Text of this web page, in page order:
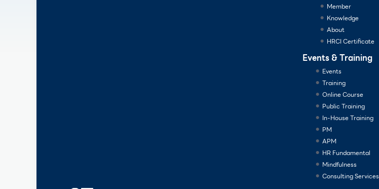
Member
Knowledge
About
HRCI Certificate
Events & Training
Events
Training
Online Course
Public Training
In-House Training
PM
APM
HR Fundamental
Mindfulness
Consulting Services